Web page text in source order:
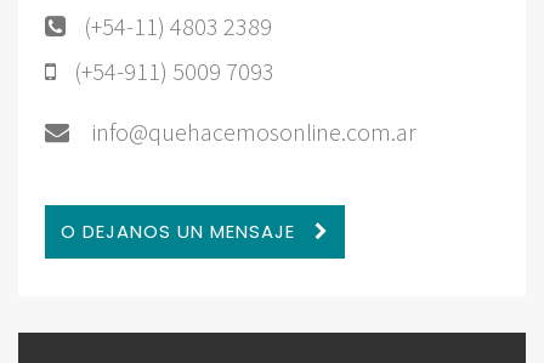
(+54-11) 4803 2389
(+54-911) 5009 7093
info@quehacemosonline.com.ar
O DEJANOS UN MENSAJE